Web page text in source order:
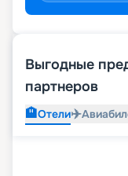
Выгодные
партнеров
🏨Отели✈️